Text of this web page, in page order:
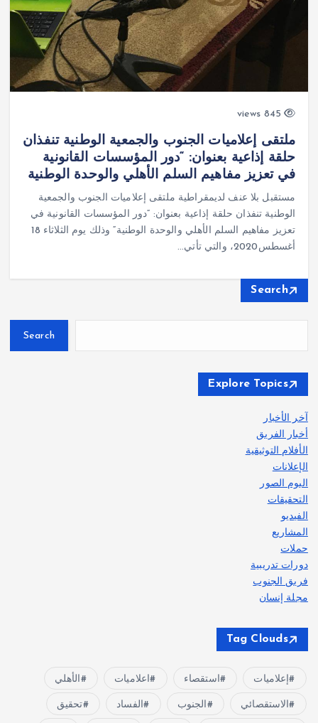
845 views
ملتقى إعلاميات الجنوب والجمعية الوطنية تنفذان
حلقة إذاعية بعنوان: “دور المؤسسات القانونية
في تعزيز مفاهيم السلم الأهلي والوحدة الوطنية
مستقبل بلا عنف لديمقراطية ملتقى إعلاميات الجنوب والجمعية
الوطنية تنفذان حلقة إذاعية بعنوان: “دور المؤسسات القانونية في
تعزيز مفاهيم السلم الأهلي والوحدة الوطنية“ وذلك يوم الثلاثاء 18
أغسطس2020، والتي تأتي…
Search
Search
Explore Topics
آخر الأخبار
أخبار الفريق
الأفلام التوثيقية
الإعلانات
البوم الصور
التحقيقات
الفيديو
المشاريع
حملات
دورات تدريبية
فريق الجنوب
مجلة إنسان
Tag Clouds
إعلاميات استقصاء اعلاميات الأهلي
الاستقصائي الجنوب الفساد تحقيق